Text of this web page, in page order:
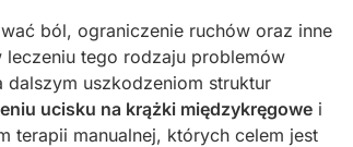
ból, ograniczenie ruchów oraz inne
tego rodzaju problemów
uszkodzeniom struktur
ucisku na krążki międzykręgowe i
terapii manualnej, których celem jest